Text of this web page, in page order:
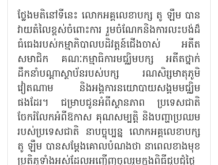
ថ្លែងមតិនៅទីនេះ លោកអគ្គលេខាបក្ស តូ ឡឹម បាន
វាយតំលៃខ្ពស់ចំពោះការ រួមចំណែកនិងការលះបង់ដ៏
ធំធេងរបស់កម្មាភិបាលបដិវត្តន៍ជើងចាស់ អតីត
សមាជិក គណៈកម្មាធិការមជ្ឈិមបក្ស អតីតថ្នាក់
ដឹកនាំបណ្ដាស្ថាប័នរបស់បក្ស រណសិរ្សមាតុភូមិ
វៀតណាម និងអង្គការនយោបាយសង្គមមជ្ឈិម
ផងដែរ។ ជម្រាបជូនអំពីស្ថានភាព ប្រទេសជាតិ
ចែករំលែកអំពីឱកាស គុណសម្បត្តិ និងបញ្ហាប្រឈម
របស់ប្រទេសជាតិ នាបច្ចុប្បន្ន លោកអគ្គលេខាបក្ស
តូ ឡឹម បានសម្តែងគោលបំណងថា នាពេលខាងមុខ
ប្រតិភូទាំងអស់ដែលអញ្ជើញចូលរួមក្នុងពិធីជួបជុំថ្ងៃ